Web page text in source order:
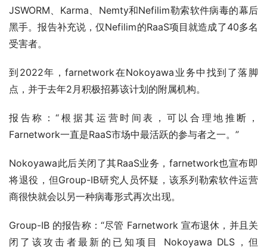
JSWORM、Karma、Nemty和Nefilim勒索软件病毒的幕后
黑手。报告补充说，仅Nefilim的RaaS项目就造成了40多名
受害者。
到2022年，farnetwork在Nokoyawa业务中找到了落脚
点，并于去年2月积极招募该计划的附属机构。
报告称：“根据其运营时间表，可以合理地推断，
Farnetwork一直是RaaS市场中最活跃的参与者之一。”
Nokoyawa此后关闭了其RaaS业务，farnetwork也宣布即
将退役，但Group-IB研究人员怀疑，该系列勒索软件运营
商很快就会以另一种病毒形式再次出现。
Group-IB 的报告称：“尽管 Farnetwork 宣布退休，并且关
闭了该攻击者最新的已知项目 Nokoyawa DLS，但